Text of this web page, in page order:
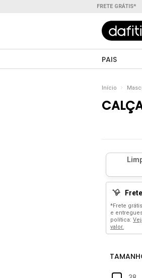
FRETE GRÁTIS*
PAIS
Início
*Frete
e
política:
valor.